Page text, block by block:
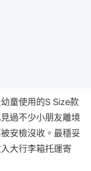
童使用的S Size款
過不少小朋友離境
安檢沒收。最穩妥
大行李箱托運寄